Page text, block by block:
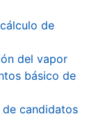
de
del vapor
básico de
candidatos